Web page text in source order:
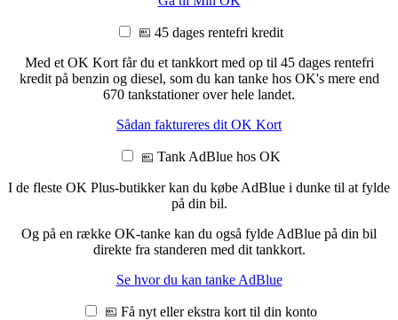
45 dages rentefri kredit
Med et OK Kort får du et tankkort med op til 45 dages rentefri
kredit på benzin og diesel, som du kan tanke hos OK's mere end
670 tankstationer over hele landet.
Sådan faktureres dit OK Kort
Tank AdBlue hos OK
I de fleste OK Plus-butikker kan du købe AdBlue i dunke til at fylde
på din bil.
Og på en række OK-tanke kan du også fylde AdBlue på din bil
direkte fra standeren med dit tankkort.
Se hvor du kan tanke AdBlue
Få nyt eller ekstra kort til din konto